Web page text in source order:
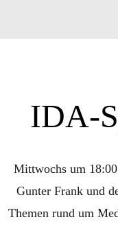
IDA-
Mittwochs um
Gunter Frank und
Themen rund um